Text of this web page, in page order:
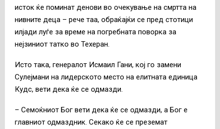
исток ќе поминат денови во очекување на смртта на
нивните деца – рече таа, обраќајќи се пред стотици
илјади луѓе за време на погребната поворка за
нејзиниот татко во Техеран.
Исто така, генералот Исмаил Гани, кој го замени
Сулејмани на лидерското место на елитната единица
Кудс, вети дека ќе се одмазди.
– Семоќниот Бог вети дека ќе се одмазди, а Бог е
главниот одмаздник. Секако ќе се преземат